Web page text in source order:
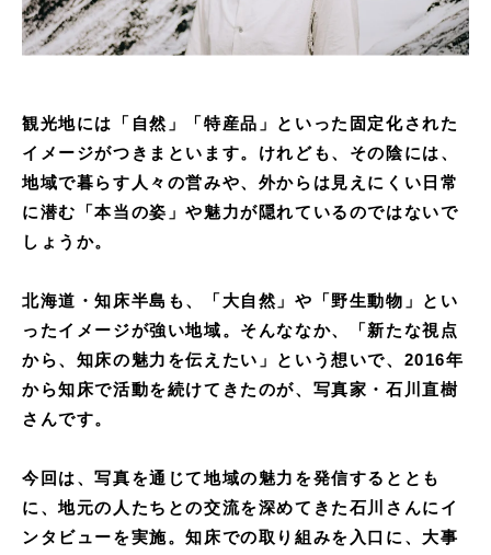
観光地には「自然」「特産品」といった固定化された
イメージがつきまといます。けれども、その陰には、
地域で暮らす人々の営みや、外からは見えにくい日常
に潜む「本当の姿」や魅力が隠れているのではないで
しょうか。
北海道・知床半島も、「大自然」や「野生動物」とい
ったイメージが強い地域。そんななか、「新たな視点
から、知床の魅力を伝えたい」という想いで、2016年
から知床で活動を続けてきたのが、写真家・石川直樹
さんです。
今回は、写真を通じて地域の魅力を発信するととも
に、地元の人たちとの交流を深めてきた石川さんにイ
ンタビューを実施。知床での取り組みを入口に、大事